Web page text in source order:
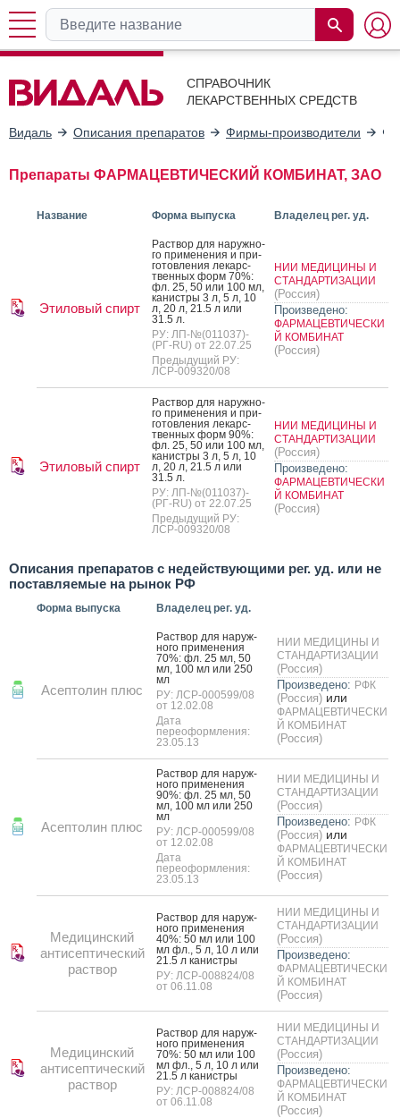
СПРАВОЧНИК
ЛЕКАРСТВЕННЫХ СРЕДСТВ
Видаль Описания препаратов Фирмы-производители
Препараты ФАРМАЦЕВТИЧЕСКИЙ КОМБИНАТ, ЗАО
Название Форма выпуска Владелец рег. уд.
Этиловый спирт
Рас­твор для на­руж­но­
го при­мене­ния и при­
готов­ле­ния ле­карс­
твен­ных форм 70%:
фл. 25, 50 или 100 мл,
ка­нис­тры 3 л, 5 л, 10
л, 20 л, 21.5 л или
31.5 л.
РУ: ЛП-№(011037)-
(РГ-RU) от 22.07.25
Предыдущий РУ:
ЛСР-009320/08
НИИ МЕДИЦИНЫ И
СТАНДАРТИЗАЦИИ
(Россия)
Произведено:
ФАРМАЦЕВТИЧЕСКИ
Й КОМБИНАТ
(Россия)
Этиловый спирт
Рас­твор для на­руж­но­
го при­мене­ния и при­
готов­ле­ния ле­карс­
твен­ных форм 90%:
фл. 25, 50 или 100 мл,
ка­нис­тры 3 л, 5 л, 10
л, 20 л, 21.5 л или
31.5 л.
РУ: ЛП-№(011037)-
(РГ-RU) от 22.07.25
Предыдущий РУ:
ЛСР-009320/08
НИИ МЕДИЦИНЫ И
СТАНДАРТИЗАЦИИ
(Россия)
Произведено:
ФАРМАЦЕВТИЧЕСКИ
Й КОМБИНАТ
(Россия)
Описания препаратов с недействующими рег. уд. или не
поставляемые на рынок РФ
Форма выпуска Владелец рег. уд.
Асептолин плюс
Рас­твор для на­руж­
но­го при­мене­ния
70%: фл. 25 мл, 50
мл, 100 мл или 250
мл
РУ: ЛСР-000599/08
от 12.02.08
Дата
переоформления:
23.05.13
НИИ МЕДИЦИНЫ И
СТАНДАРТИЗАЦИИ
(Россия)
Произведено: РФК
(Россия) или
ФАРМАЦЕВТИЧЕСКИ
Й КОМБИНАТ
(Россия)
Асептолин плюс
Рас­твор для на­руж­
но­го при­мене­ния
90%: фл. 25 мл, 50
мл, 100 мл или 250
мл
РУ: ЛСР-000599/08
от 12.02.08
Дата
переоформления:
23.05.13
НИИ МЕДИЦИНЫ И
СТАНДАРТИЗАЦИИ
(Россия)
Произведено: РФК
(Россия) или
ФАРМАЦЕВТИЧЕСКИ
Й КОМБИНАТ
(Россия)
Медицинский
антисептический
раствор
Рас­твор для на­руж­
но­го при­мене­ния
40%: 50 мл или 100
мл фл., 5 л, 10 л или
21.5 л ка­нис­тры
РУ: ЛСР-008824/08
от 06.11.08
НИИ МЕДИЦИНЫ И
СТАНДАРТИЗАЦИИ
(Россия)
Произведено:
ФАРМАЦЕВТИЧЕСКИ
Й КОМБИНАТ
(Россия)
Медицинский
антисептический
раствор
Рас­твор для на­руж­
но­го при­мене­ния
70%: 50 мл или 100
мл фл., 5 л, 10 л или
21.5 л ка­нис­тры
РУ: ЛСР-008824/08
от 06.11.08
НИИ МЕДИЦИНЫ И
СТАНДАРТИЗАЦИИ
(Россия)
Произведено:
ФАРМАЦЕВТИЧЕСКИ
Й КОМБИНАТ
(Россия)